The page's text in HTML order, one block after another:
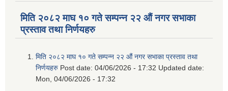
मिति २०८२ माघ १० गते सम्पन्न २२ औं नगर सभाका
प्रस्ताव तथा निर्णयहरु
मिति २०८२ माघ १० गते सम्पन्न २२ औं नगर सभाका प्रस्ताव तथा
निर्णयहरु Post date: 04/06/2026 - 17:32 Updated date:
Mon, 04/06/2026 - 17:32